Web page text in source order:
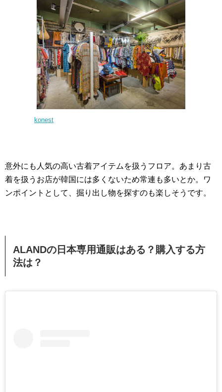
konest
意外にも人気の高い古着アイテムを扱うフロア。あまり古
着を扱うお店が韓国には多くないため常連も多いとか。ワ
ンポイントとして、掘り出し物を探すのも楽しそうです。
ALANDの日本専用通販はある？購入する方
法は？